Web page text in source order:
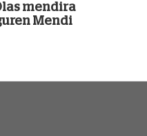
mendira
Mendi